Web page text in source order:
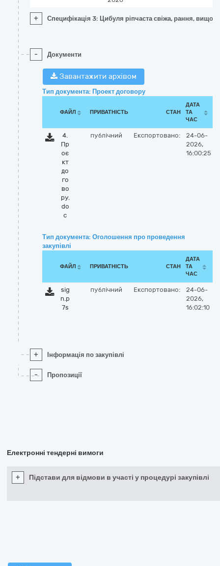
+ Специфікація 3: Цибуля ріпчаста свіжа, рання,
- Документи
Завантажити архівом
Тип документа: Проект договору
ФАЙЛ ПРИВАТНІСТЬ СТАН
ДАТА
ТА
ЧАС
4.
Пр
оє
кт
до
го
во
ру.
do
c
публічний Експортовано:
24-06-
2026,
16:00:25
Тип документа: Оголошення про проведення
закупівлі
ФАЙЛ ПРИВАТНІСТЬ СТАН
ДАТА
ТА
ЧАС
sig
n.p
7s
публічний Експортовано:
24-06-
2026,
16:02:10
+ Інформація по закупівлі
- Пропозиції
Електронні тендерні вимоги
+ Підстави для відмови в участі у процедурі закупівлі